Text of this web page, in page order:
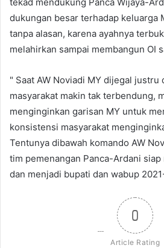
tekad mendukung Panca Wijaya-
dukungan besar terhadap keluarga
tanpa alasan, karena ayahnya
melahirkan sampai membangun OI
" Saat AW Noviadi MY dijegal justru
masyarakat makin tak terbendung,
menginginkan garisan MY untuk
konsistensi masyarakat
Tentunya dibawah komando AW
tim pemenangan Panca-Ardani
dan menjadi bupati dan wabup
0
Article Rating